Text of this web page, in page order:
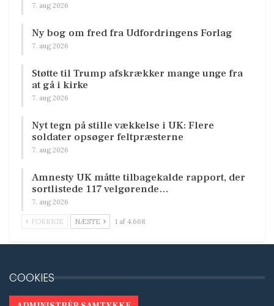
7. aug 2026
Ny bog om fred fra Udfordringens Forlag
7. aug 2026
Støtte til Trump afskrækker mange unge fra
at gå i kirke
7. aug 2026
Nyt tegn på stille vækkelse i UK: Flere
soldater opsøger feltpræsterne
7. aug 2026
Amnesty UK måtte tilbagekalde rapport, der
sortlistede 117 velgørende…
7. aug 2026
FORRIGE NÆSTE 1 af 4.668
COOKIES